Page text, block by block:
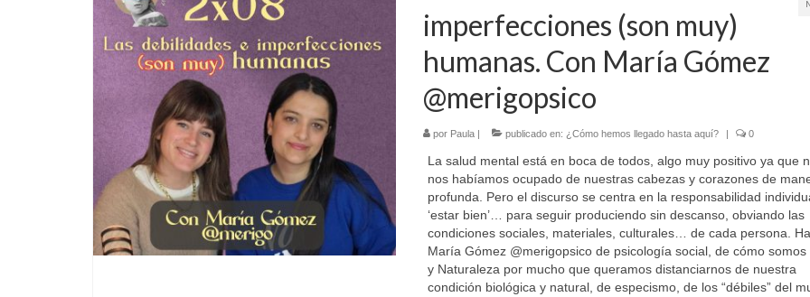
imperfecciones (son muy)
humanas. Con María Gómez
@merigopsico
por Paula| publicado en: ¿Cómo hemos llegado hasta aquí? 0
La salud mental está en boca de todos, algo muy positivo ya que
nos habíamos ocupado de nuestras cabezas y corazones de
profunda. Pero el discurso se centra en la responsabilidad
‘estar bien’… para seguir produciendo sin descanso, obviando las
condiciones sociales, materiales, culturales… de cada persona.
María Gómez @merigopsico de psicología social, de cómo somos
y Naturaleza por mucho que queramos distanciarnos de nuestra
condición biológica y natural, de especismo, de los “débiles” del